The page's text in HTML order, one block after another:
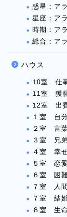
惑星：ア
星座：ア
時期：ア
総合：ア
ハウス
10室 仕
11室 獲
12室 出
１室 自
２室 言
３室 兄
４室 幸
５室 恋
６室 困
７室 人
７室 結
８室 生